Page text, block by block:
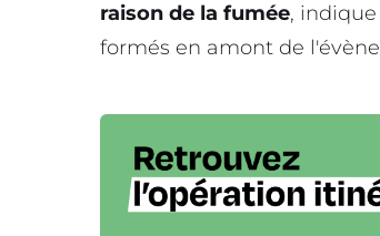
raison de la fumée, indique
formés en amont de